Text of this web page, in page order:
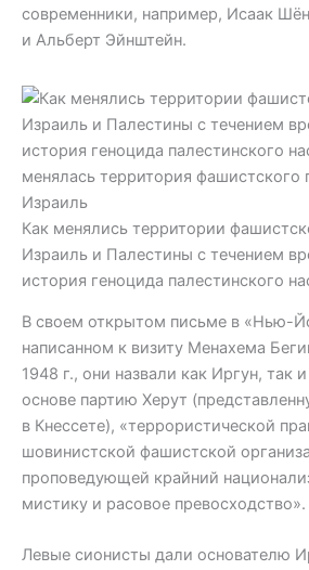
современники, например, Исаак
и Альберт Эйнштейн.
Как менялись территории
Израиль и Палестины с течением
история геноцида палестинского
В своем открытом письме в «Нью-
написанном к визиту Менахема
1948 г., они назвали как Иргун, так
основе партию Херут
в Кнессете), «террористической
шовинистской фашистской
проповедующей крайний
мистику и расовое превосходство».
Левые сионисты дали основателю